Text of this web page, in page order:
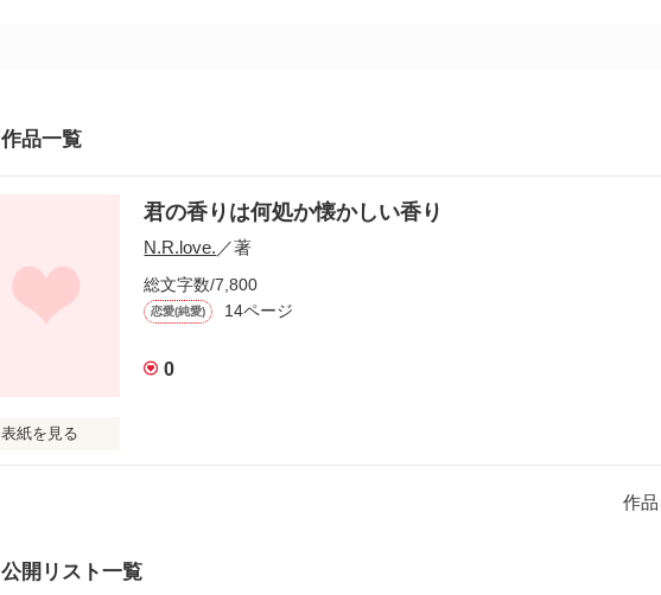
作品一覧
君の香りは何処か懐かしい香り
N.R.love.／著
総文字数/7,800
恋愛(純愛) 14ページ
0
表紙を見る
作
公開リスト一覧